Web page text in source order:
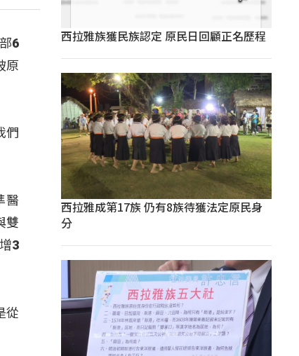
6
原
們
醫
雙
3
從
西拉雅族獲民族認定 原民日回顧正名歷程
西拉雅成第17族 仍有8族待獲法定原民身
分